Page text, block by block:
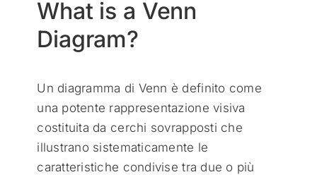
What is a Venn
Diagram?
Un diagramma di Venn è definito come
una potente rappresentazione visiva
costituita da cerchi sovrapposti che
illustrano sistematicamente le
caratteristiche condivise tra due o più